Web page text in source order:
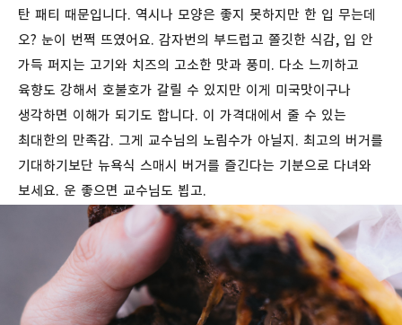
탄 패티 때문입니다. 역시나 모양은 좋지 못하지만 한 입 무는데
오? 눈이 번쩍 뜨였어요. 감자번의 부드럽고 쫄깃한 식감, 입 안
가득 퍼지는 고기와 치즈의 고소한 맛과 풍미 . 다소 느끼하고
육향도 강해서 호불호가 갈릴 수 있지만 이게 미국맛이구나
생각하면 이해가 되기도 합니다. 이 가격대에서 줄 수 있는
최대한의 만족감. 그게 교수님의 노림수가 아닐지. 최고의 버거를
기대하기보단 뉴욕식 스매시 버거를 즐긴다는 기분으로 다녀와
보세요. 운 좋으면 교수님도 뵙고.